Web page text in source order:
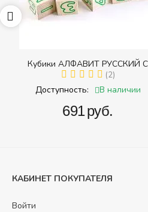
Кубики АЛФАВИТ РУССКИЙ С
ЦИФРАМИ (Томик) (Набор
буквами, цифрами,
знаками действий)
(2)
Доступность: В наличии
‍691‍руб.
КАБИНЕТ ПОКУПАТЕЛЯ
Войти